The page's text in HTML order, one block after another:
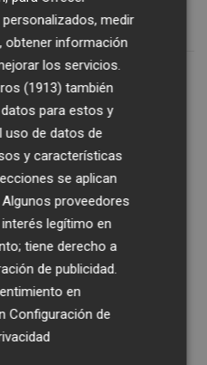
medir
obtener información
los servicios.
(1913) también
para estos y
uso de datos de
y características
se aplican
proveedores
legítimo en
tiene derecho a
de publicidad
en
Configuración de